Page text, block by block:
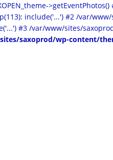
include('...') #2 /var/
#3 /var/www/sites/
saxoprod/wp-content/